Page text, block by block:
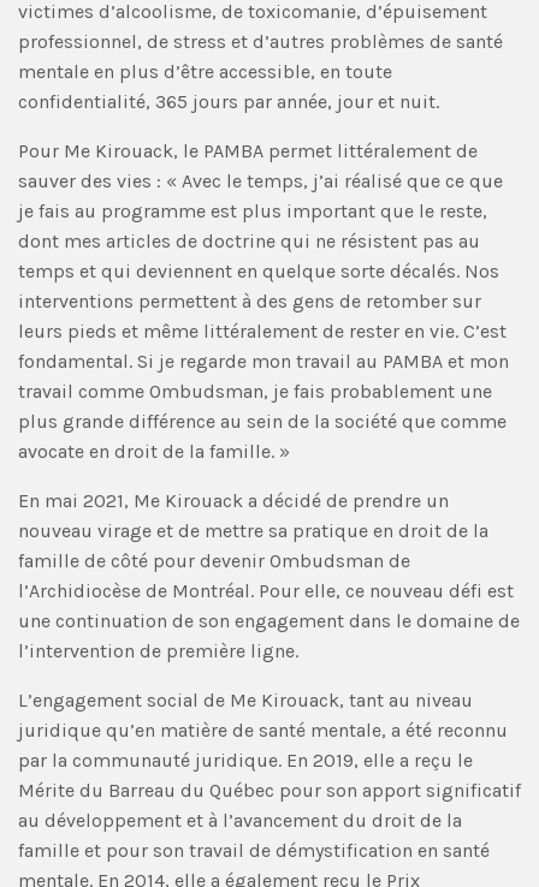
victimes d’alcoolisme, de toxicomanie, d’épuisement
professionnel, de stress et d’autres problèmes de santé
mentale en plus d’être accessible, en toute
confidentialité, 365 jours par année, jour et nuit.
Pour Me Kirouack, le PAMBA permet littéralement de
sauver des vies : « Avec le temps, j’ai réalisé que ce que
je fais au programme est plus important que le reste,
dont mes articles de doctrine qui ne résistent pas au
temps et qui deviennent en quelque sorte décalés. Nos
interventions permettent à des gens de retomber sur
leurs pieds et même littéralement de rester en vie. C’est
fondamental. Si je regarde mon travail au PAMBA et mon
travail comme Ombudsman, je fais probablement une
plus grande différence au sein de la société que comme
avocate en droit de la famille. »
En mai 2021, Me Kirouack a décidé de prendre un
nouveau virage et de mettre sa pratique en droit de la
famille de côté pour devenir Ombudsman de
l’Archidiocèse de Montréal. Pour elle, ce nouveau défi est
une continuation de son engagement dans le domaine de
l’intervention de première ligne.
L’engagement social de Me Kirouack, tant au niveau
juridique qu’en matière de santé mentale, a été reconnu
par la communauté juridique. En 2019, elle a reçu le
Mérite du Barreau du Québec pour son apport significatif
au développement et à l’avancement du droit de la
famille et pour son travail de démystification en santé
mentale. En 2014, elle a également reçu le Prix